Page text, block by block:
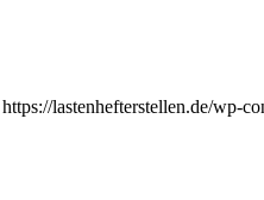
https://lastenhefterstellen.de/wp-